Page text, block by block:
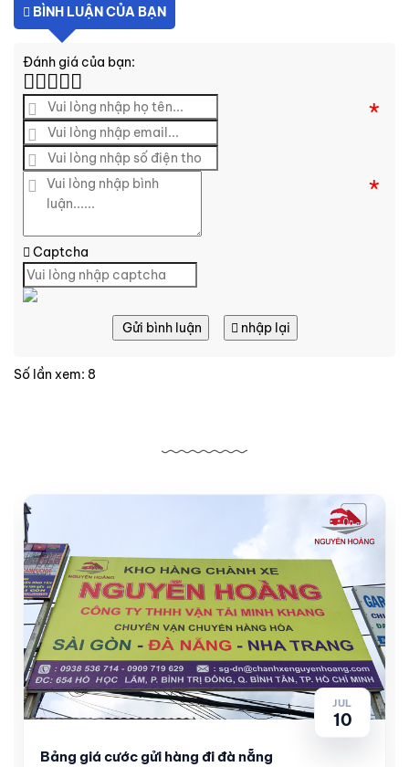
BÌNH LUẬN CỦA BẠN
Đánh giá của bạn:
*
*
Captcha
Gửi bình luận nhập lại
Số lần xem: 8
JUL
10
Bảng giá cước gửi hàng đi đà nẵng